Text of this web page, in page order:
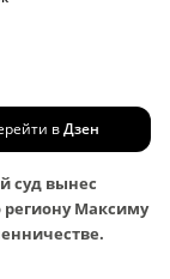
вДзен
суд вынес
Максиму